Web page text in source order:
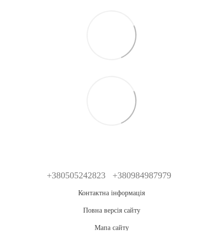
+380505242823 +380984987979
Контактна інформація
Повна версія сайту
Мапа сайту